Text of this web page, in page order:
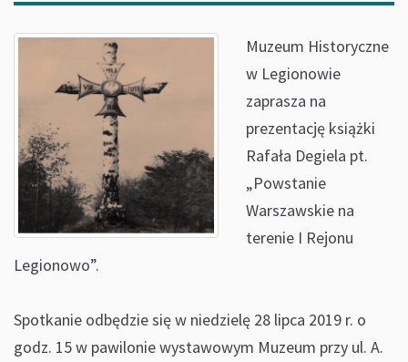
Muzeum Historyczne
w Legionowie
zaprasza na
prezentację książki
Rafała Degiela pt.
„Powstanie
Warszawskie na
terenie I Rejonu
Legionowo”.
Spotkanie odbędzie się w niedzielę 28 lipca 2019 r. o
godz. 15 w pawilonie wystawowym Muzeum przy ul. A.